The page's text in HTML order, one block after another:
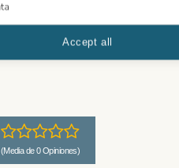
(Media de 0 Opiniones)
Accept all